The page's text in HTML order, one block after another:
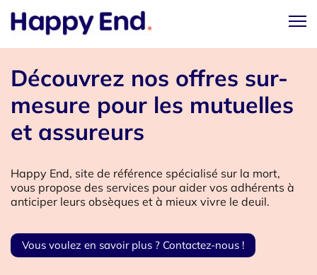
Découvrez nos offres sur-
mesure pour les mutuelles
et assureurs
Happy End, site de référence spécialisé sur la mort,
vous propose des services pour aider vos adhérents à
anticiper leurs obsèques et à mieux vivre le deuil.
Vous voulez en savoir plus ? Contactez-nous !